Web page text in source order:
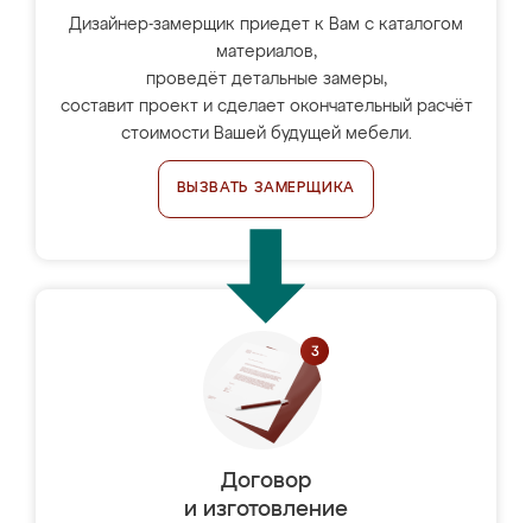
Дизайнер-замерщик приедет к Вам с каталогом
материалов,
проведёт детальные замеры,
составит проект и сделает окончательный расчёт
стоимости Вашей будущей мебели.
ВЫЗВАТЬ ЗАМЕРЩИКА
Договор
и изготовление